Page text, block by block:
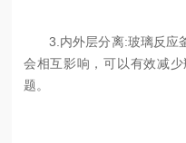
3.内外层分离:玻璃反应
会相互影响，可以有效减
题。